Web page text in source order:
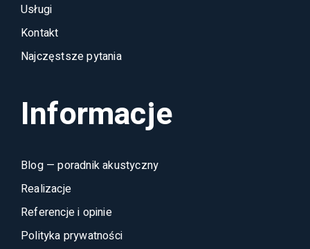
Usługi
Kontakt
Najczęstsze pytania
Informacje
Blog — poradnik akustyczny
Realizacje
Referencje i opinie
Polityka prywatności